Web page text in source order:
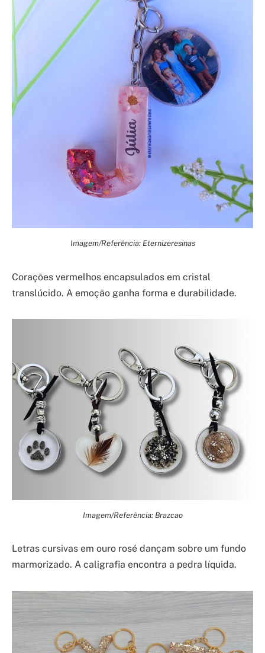
Imagem/Referência: Eternizeresinas
Corações vermelhos encapsulados em cristal
translúcido. A emoção ganha forma e durabilidade.
Imagem/Referência: Brazcao
Letras cursivas em ouro rosé dançam sobre um fundo
marmorizado. A caligrafia encontra a pedra líquida.